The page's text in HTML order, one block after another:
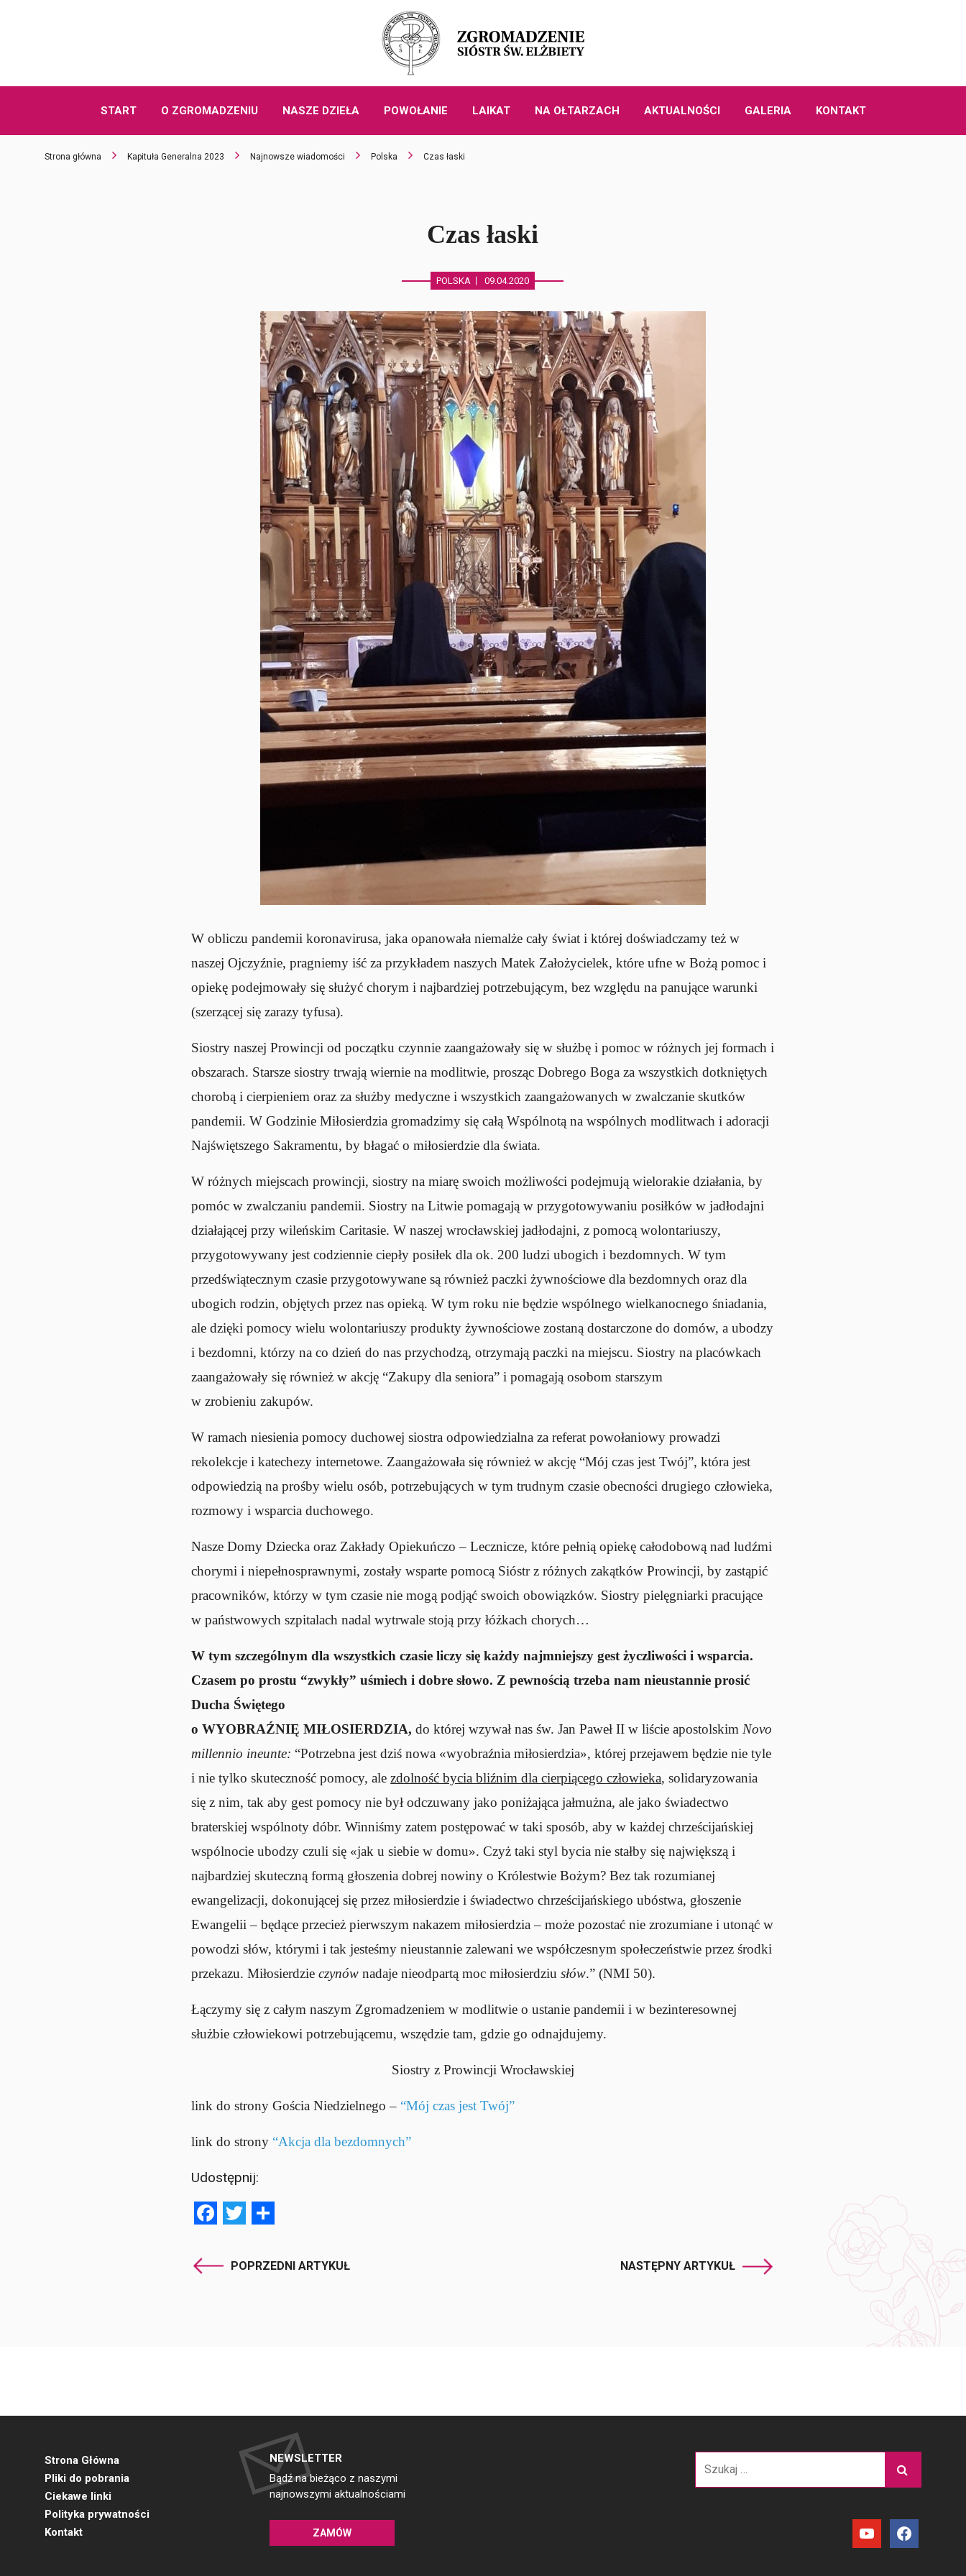
START O ZGROMADZENIU NASZE DZIEŁA POWOŁANIE LAIKAT NA OŁTARZACH AKTUALNOŚCI GALERIA KONTAKT
Strona główna Kapituła Generalna 2023 Najnowsze wiadomości Polska Czas łaski
Czas łaski
POLSKA 09.04.2020
W obliczu pandemii koronavirusa, jaka opanowała niemalże cały świat i której doświadczamy też w
naszej Ojczyźnie, pragniemy iść za przykładem naszych Matek Założycielek, które ufne w Bożą pomoc i
opiekę podejmowały się służyć chorym i najbardziej potrzebującym, bez względu na panujące warunki
(szerzącej się zarazy tyfusa).
Siostry naszej Prowincji od początku czynnie zaangażowały się w służbę i pomoc w różnych jej formach i
obszarach. Starsze siostry trwają wiernie na modlitwie, prosząc Dobrego Boga za wszystkich dotkniętych
chorobą i cierpieniem oraz za służby medyczne i wszystkich zaangażowanych w zwalczanie skutków
pandemii. W Godzinie Miłosierdzia gromadzimy się całą Wspólnotą na wspólnych modlitwach i adoracji
Najświętszego Sakramentu, by błagać o miłosierdzie dla świata.
W różnych miejscach prowincji, siostry na miarę swoich możliwości podejmują wielorakie działania, by
pomóc w zwalczaniu pandemii. Siostry na Litwie pomagają w przygotowywaniu posiłków w jadłodajni
działającej przy wileńskim Caritasie. W naszej wrocławskiej jadłodajni, z pomocą wolontariuszy,
przygotowywany jest codziennie ciepły posiłek dla ok. 200 ludzi ubogich i bezdomnych. W tym
przedświątecznym czasie przygotowywane są również paczki żywnościowe dla bezdomnych oraz dla
ubogich rodzin, objętych przez nas opieką. W tym roku nie będzie wspólnego wielkanocnego śniadania,
ale dzięki pomocy wielu wolontariuszy produkty żywnościowe zostaną dostarczone do domów, a ubodzy
i bezdomni, którzy na co dzień do nas przychodzą, otrzymają paczki na miejscu. Siostry na placówkach
zaangażowały się również w akcję “Zakupy dla seniora” i pomagają osobom starszym
w zrobieniu zakupów.
W ramach niesienia pomocy duchowej siostra odpowiedzialna za referat powołaniowy prowadzi
rekolekcje i katechezy internetowe. Zaangażowała się również w akcję “Mój czas jest Twój”, która jest
odpowiedzią na prośby wielu osób, potrzebujących w tym trudnym czasie obecności drugiego człowieka,
rozmowy i wsparcia duchowego.
Nasze Domy Dziecka oraz Zakłady Opiekuńczo – Lecznicze, które pełnią opiekę całodobową nad ludźmi
chorymi i niepełnosprawnymi, zostały wsparte pomocą Sióstr z różnych zakątków Prowincji, by zastąpić
pracowników, którzy w tym czasie nie mogą podjąć swoich obowiązków. Siostry pielęgniarki pracujące
w państwowych szpitalach nadal wytrwale stoją przy łóżkach chorych…
W tym szczególnym dla wszystkich czasie liczy się każdy najmniejszy gest życzliwości i wsparcia.
Czasem po prostu “zwykły” uśmiech i dobre słowo. Z pewnością trzeba nam nieustannie prosić
Ducha Świętego
o WYOBRAŹNIĘ MIŁOSIERDZIA,do której wzywał nas św. Jan Paweł II w liście apostolskim Novo
millennio ineunte: “Potrzebna jest dziś nowa «wyobraźnia miłosierdzia», której przejawem będzie nie tyle
i nie tylko skuteczność pomocy, alezdolność bycia bliźnim dla cierpiącego człowieka, solidaryzowania
się z nim, tak aby gest pomocy nie był odczuwany jako poniżająca jałmużna, ale jako świadectwo
braterskiej wspólnoty dóbr. Winniśmy zatem postępować w taki sposób, aby w każdej chrześcijańskiej
wspólnocie ubodzy czuli się «jak u siebie w domu». Czyż taki styl bycia nie stałby się największą i
najbardziej skuteczną formą głoszenia dobrej nowiny o Królestwie Bożym? Bez tak rozumianej
ewangelizacji, dokonującej się przez miłosierdzie i świadectwo chrześcijańskiego ubóstwa, głoszenie
Ewangelii – będące przecież pierwszym nakazem miłosierdzia – może pozostać nie zrozumiane i utonąć w
powodzi słów, którymi i tak jesteśmy nieustannie zalewani we współczesnym społeczeństwie przez środki
przekazu. Miłosierdzieczynów nadaje nieodpartą moc miłosierdziusłów.” (NMI 50).
Łączymy się z całym naszym Zgromadzeniem w modlitwie o ustanie pandemii i w bezinteresownej
służbie człowiekowi potrzebującemu, wszędzie tam, gdzie go odnajdujemy.
Siostry z Prowincji Wrocławskiej
link do strony Gościa Niedzielnego – “Mój czas jest Twój”
link do strony “Akcja dla bezdomnych”
Udostępnij:
Facebook
Twitter
POPRZEDNI ARTYKUŁ NASTĘPNY ARTYKUŁ
Strona Główna
Pliki do pobrania
Ciekawe linki
Polityka prywatności
Kontakt
NEWSLETTER
Bądź na bieżąco z naszymi
najnowszymi aktualnościami
ZAMÓW youtube facebook